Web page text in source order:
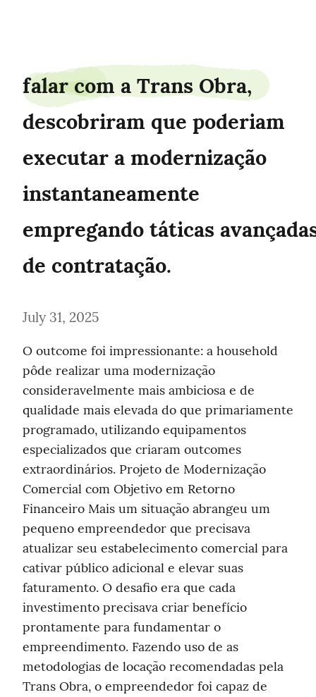
falar com a Trans Obra,
descobriram que poderiam
executar a modernização
instantaneamente
empregando táticas
de contratação.
July 31, 2025
O outcome foi impressionante: a household
pôde realizar uma modernização
consideravelmente mais ambiciosa e de
qualidade mais elevada do que primariamente
programado, utilizando equipamentos
especializados que criaram outcomes
extraordinários. Projeto de Modernização
Comercial com Objetivo em Retorno
Financeiro Mais um situação abrangeu um
pequeno empreendedor que precisava
atualizar seu estabelecimento comercial para
cativar público adicional e elevar suas
faturamento. O desafio era que cada
investimento precisava criar benefício
prontamente para fundamentar o
empreendimento. Fazendo uso de as
metodologias de locação recomendadas pela
Trans Obra, o empreendedor foi capaz de